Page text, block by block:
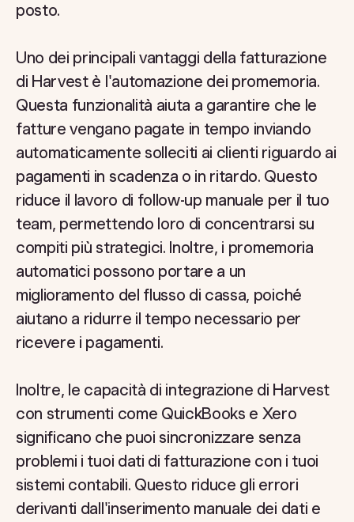
posto.
Uno dei principali vantaggi della fatturazione
di Harvest è l'automazione dei promemoria.
Questa funzionalità aiuta a garantire che le
fatture vengano pagate in tempo inviando
automaticamente solleciti ai clienti riguardo ai
pagamenti in scadenza o in ritardo. Questo
riduce il lavoro di follow-up manuale per il tuo
team, permettendo loro di concentrarsi su
compiti più strategici. Inoltre, i promemoria
automatici possono portare a un
miglioramento del flusso di cassa, poiché
aiutano a ridurre il tempo necessario per
ricevere i pagamenti.
Inoltre, le capacità di integrazione di Harvest
con strumenti come QuickBooks e Xero
significano che puoi sincronizzare senza
problemi i tuoi dati di fatturazione con i tuoi
sistemi contabili. Questo riduce gli errori
derivanti dall'inserimento manuale dei dati e